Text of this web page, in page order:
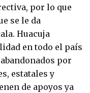
por lo que
se le da
Huacuja
en todo el país
por
estatales y
de apoyos ya